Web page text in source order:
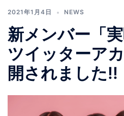
2021年1月4日 NEWS
新メンバー「
ツイッターア
開されました!!